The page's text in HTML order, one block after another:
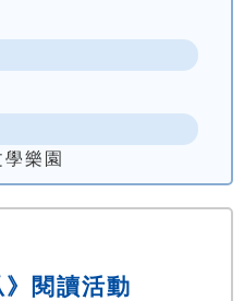
樂園
閱讀活動